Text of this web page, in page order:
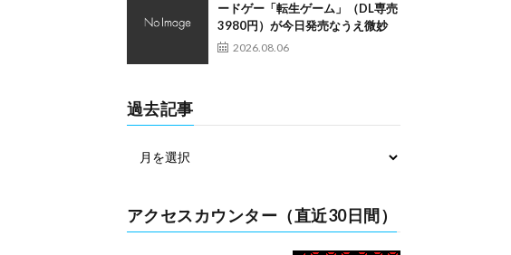
ードゲー「転生ゲーム」（DL専売
3980円）が今日発売なうえ微妙
2026.08.06
過去記事
アクセスカウンター（直近30日間）